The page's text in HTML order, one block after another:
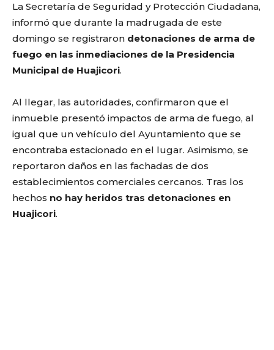
La Secretaría de Seguridad y Protección Ciudadana,
informó que durante la madrugada de este
domingo se registraron detonaciones de arma de
fuego en las inmediaciones de la Presidencia
Municipal de Huajicori.
Al llegar, las autoridades, confirmaron que el
inmueble presentó impactos de arma de fuego, al
igual que un vehículo del Ayuntamiento que se
encontraba estacionado en el lugar. Asimismo, se
reportaron daños en las fachadas de dos
establecimientos comerciales cercanos. Tras los
hechos no hay heridos tras detonaciones en
Huajicori.